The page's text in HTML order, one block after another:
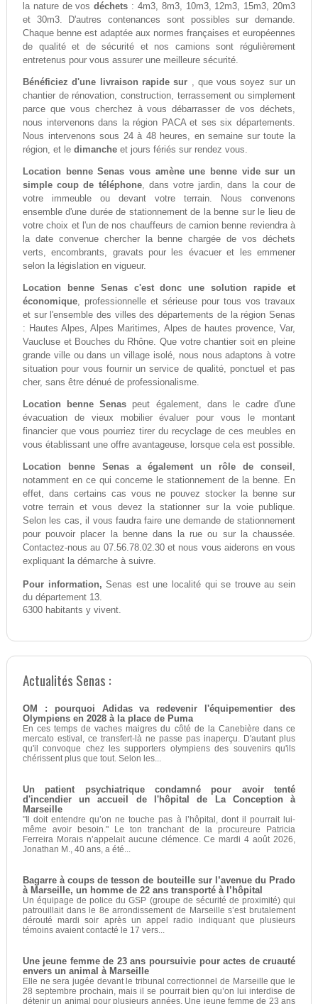
la nature de vosdéchets : 4m3, 8m3, 10m3, 12m3, 15m3, 20m3
et 30m3. D'autres contenances sont possibles sur demande.
Chaque benne est adaptée aux normes françaises et européennes
de qualité et de sécurité et nos camions sont régulièrement
entretenus pour vous assurer une meilleure sécurité.
Bénéficiez d'une livraison rapide sur , que vous soyez sur un
chantier de rénovation, construction, terrassement ou simplement
parce que vous cherchez à vous débarrasser de vos déchets,
nous intervenons dans la région PACA et ses six départements.
Nous intervenons sous 24 à 48 heures, en semaine sur toute la
région, et le dimancheet jours fériés sur rendez vous.
Location benne Senas vous amène une benne vide sur un
simple coup de téléphone, dans votre jardin, dans la cour de
votre immeuble ou devant votre terrain. Nous convenons
ensemble d'une durée de stationnement de la benne sur le lieu de
votre choix et l'un de nos chauffeurs de camion benne reviendra à
la date convenue chercher la benne chargée de vos déchets
verts, encombrants, gravats pour les évacuer et les emmener
selon la législation en vigueur.
Location benne Senas c'est donc une solution rapide et
économique, professionnelle et sérieuse pour tous vos travaux
et sur l'ensemble des villes des départements de la région Senas
: Hautes Alpes, Alpes Maritimes, Alpes de hautes provence, Var,
Vaucluse et Bouches du Rhône. Que votre chantier soit en pleine
grande ville ou dans un village isolé, nous nous adaptons à votre
situation pour vous fournir un service de qualité, ponctuel et pas
cher, sans être dénué de professionalisme.
Location benne Senas peut également, dans le cadre d'une
évacuation de vieux mobilier évaluer pour vous le montant
financier que vous pourriez tirer du recyclage de ces meubles en
vous établissant une offre avantageuse, lorsque cela est possible.
Location benne Senas a également un rôle de conseil ,
notamment en ce qui concerne le stationnement de la benne. En
effet, dans certains cas vous ne pouvez stocker la benne sur
votre terrain et vous devez la stationner sur la voie publique.
Selon les cas, il vous faudra faire une demande de stationnement
pour pouvoir placer la benne dans la rue ou sur la chaussée.
Contactez-nous au 07.56.78.02.30 et nous vous aiderons en vous
expliquant la démarche à suivre.
Pour information, Senas est une localité qui se trouve au sein
du département 13.
6300 habitants y vivent.
Actualités Senas :
OM : pourquoi Adidas va redevenir l'équipementier des
Olympiens en 2028 à la place de Puma
En ces temps de vaches maigres du côté de la Canebière dans ce
mercato estival, ce transfert-là ne passe pas inaperçu. D'autant plus
qu'il convoque chez les supporters olympiens des souvenirs qu'ils
chérissent plus que tout. Selon les...
Un patient psychiatrique condamné pour avoir tenté
d'incendier un accueil de l'hôpital de La Conception à
Marseille
"Il doit entendre qu’on ne touche pas à l’hôpital, dont il pourrait lui-
même avoir besoin." Le ton tranchant de la procureure Patricia
Ferreira Morais n’appelait aucune clémence. Ce mardi 4 août 2026,
Jonathan M., 40 ans, a été...
Bagarre à coups de tesson de bouteille sur l’avenue du Prado
à Marseille, un homme de 22 ans transporté à l’hôpital
Un équipage de police du GSP (groupe de sécurité de proximité) qui
patrouillait dans le 8e arrondissement de Marseille s’est brutalement
dérouté mardi soir après un appel radio indiquant que plusieurs
témoins avaient contacté le 17 vers...
Une jeune femme de 23 ans poursuivie pour actes de cruauté
envers un animal à Marseille
Elle ne sera jugée devant le tribunal correctionnel de Marseille que le
28 septembre prochain, mais il se pourrait bien qu’on lui interdise de
détenir un animal pour plusieurs années. Une jeune femme de 23 ans